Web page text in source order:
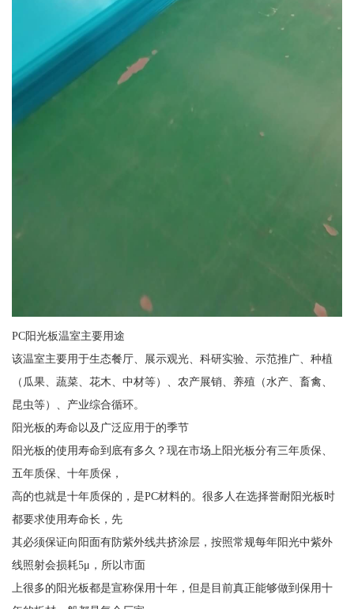
PC阳光板温室主要用途
该温室主要用于生态餐厅、展示观光、科研实验、示范推广、种植
（瓜果、蔬菜、花木、中材等）、农产展销、养殖（水产、畜禽、
昆虫等）、产业综合循环。
阳光板的寿命以及广泛应用于的季节
阳光板的使用寿命到底有多久？现在市场上阳光板分有三年质保、
五年质保、十年质保，
高的也就是十年质保的，是PC材料的。很多人在选择誉耐阳光板时
都要求使用寿命长，先
其必须保证向阳面有防紫外线共挤涂层，按照常规每年阳光中紫外
线照射会损耗5μ，所以市面
上很多的阳光板都是宣称保用十年，但是目前真正能够做到保用十